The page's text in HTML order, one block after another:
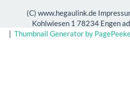
(C) www.hegaulink.de
Kohlwiesen 1 78234 Engen
| Thumbnail Generator by